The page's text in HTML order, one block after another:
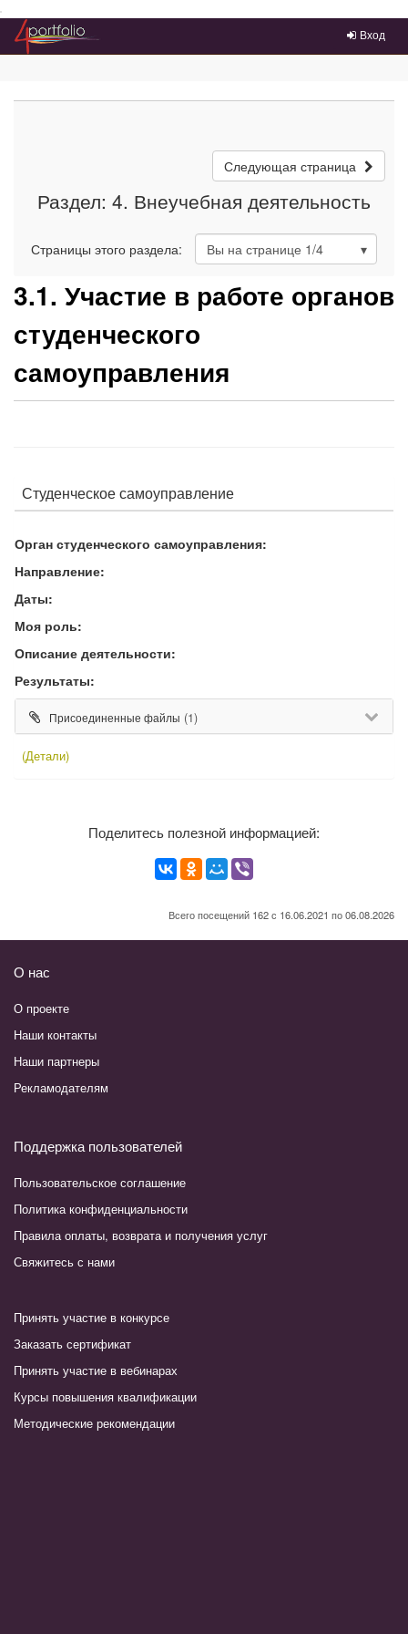
Преейти на главное меню
Вход
Следующая страница
Раздел: 4. Внеучебная деятельность
Страницы этого раздела: Вы на странице 1/4
3.1. Участие в работе органов
студенческого
самоуправления
Студенческое самоуправление
Орган студенческого самоуправления:
Направление:
Даты:
Моя роль:
Описание деятельности:
Результаты:
Присоединенные файлы (1)
(Детали)
Поделитесь полезной информацией:
Всего посещений 162 с 16.06.2021 по 06.08.2026
О нас
О проекте
Наши контакты
Наши партнеры
Рекламодателям
Поддержка пользователей
Пользовательское соглашение
Политика конфиденциальности
Правила оплаты, возврата и получения услуг
Свяжитесь с нами
Принять участие в конкурсе
Заказать сертификат
Принять участие в вебинарах
Курсы повышения квалификации
Методические рекомендации